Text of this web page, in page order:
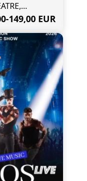
4
149,00 EUR